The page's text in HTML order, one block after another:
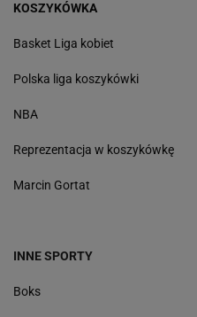
KOSZYKÓWKA
Basket Liga kobiet
Polska liga koszykówki
NBA
Reprezentacja w koszykówkę
Marcin Gortat
INNE SPORTY
Boks